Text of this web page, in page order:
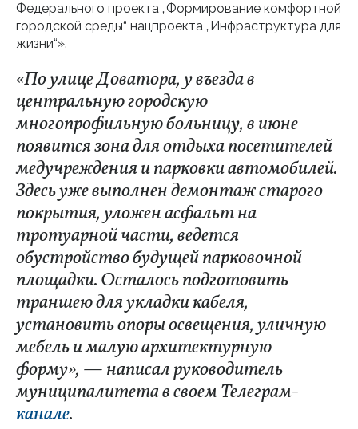
Федерального проекта „Формирование комфортной
городской среды“ нацпроекта „Инфраструктура для
жизни“».
«По улице Доватора, у въезда в
центральную городскую
многопрофильную больницу, в июне
появится зона для отдыха посетителей
медучреждения и парковки автомобилей.
Здесь уже выполнен демонтаж старого
покрытия, уложен асфальт на
тротуарной части, ведется
обустройство будущей парковочной
площадки. Осталось подготовить
траншею для укладки кабеля,
установить опоры освещения, уличную
мебель и малую архитектурную
форму», — написал руководитель
муниципалитета в своем Телеграм-
канале.